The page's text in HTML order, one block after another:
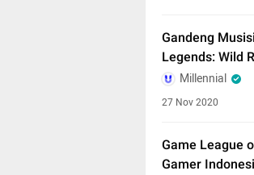
Gandeng
Legends: Wild
Millennial
27 Nov 2020
Game League
Gamer